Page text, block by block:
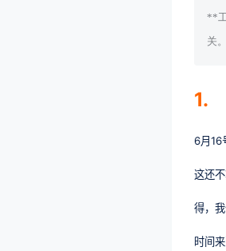
**
关。
1.
6月16
这还
得，
时间